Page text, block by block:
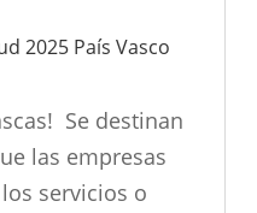
2025 País Vasco
Se destinan
las empresas
servicios o